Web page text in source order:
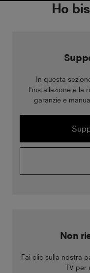
Ho
In questa
l'installazione e la
garanzie e
Non
Fai clic sulla nostra
TV per